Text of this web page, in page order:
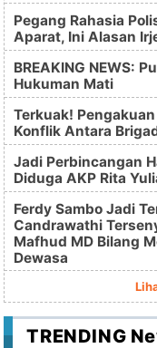
Pegang Rahasia
Aparat, Ini Alasan
BREAKING NEWS:
Hukuman Mati
Terkuak!
Konflik Antara
Jadi Perbincangan
Diduga AKP Rita
Ferdy Sambo Jadi
Candrawathi
Mafhud MD Bilang
Dewasa
TRENDING